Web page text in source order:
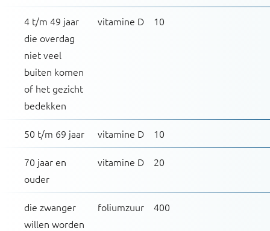
4 t/m 49 jaar
die overdag
niet veel
buiten komen
of het gezicht
bedekken
vitamine D 10
50 t/m 69 jaar vitamine D 10
70 jaar en
ouder
vitamine D 20
die zwanger
willen worden
foliumzuur 400